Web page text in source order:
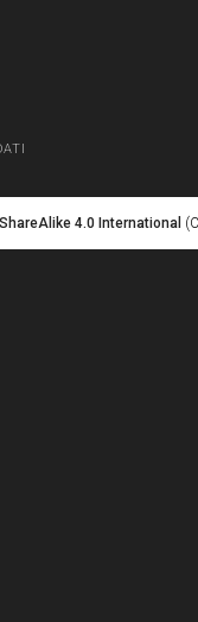
4.0 International